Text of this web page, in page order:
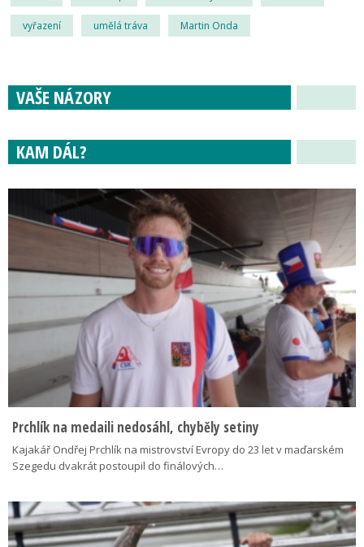
vyřazení umělá tráva Martin Onda
VAŠE NÁZORY
KAM DÁL?
Prchlík na medaili nedosáhl, chyběly setiny
Kajakář Ondřej Prchlík na mistrovství Evropy do 23 let v maďarském
Szegedu dvakrát postoupil do finálových…